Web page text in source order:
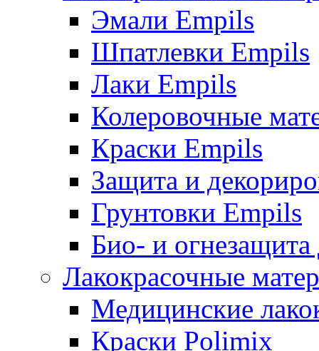
Эмали Empils
Шпатлевки Empils
Лаки Empils
Колеровочные
Краски Empils
Защита и
Грунтовки Empils
Био- и
Лакокрасочные
Медицинские
Краски Polimix